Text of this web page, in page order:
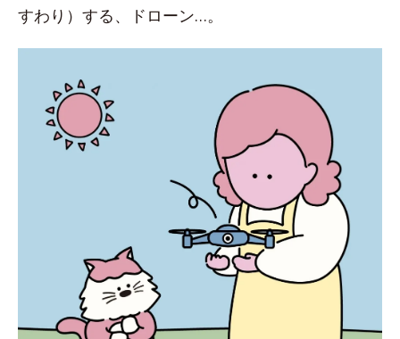
すわり）する、ドローン…。